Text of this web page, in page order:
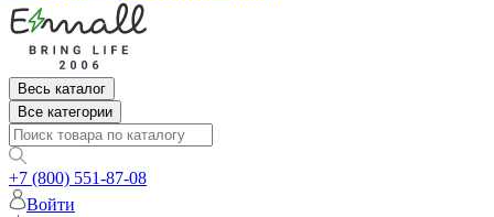
Весь каталог
Все категории
+7 (800) 551-87-08
Войти